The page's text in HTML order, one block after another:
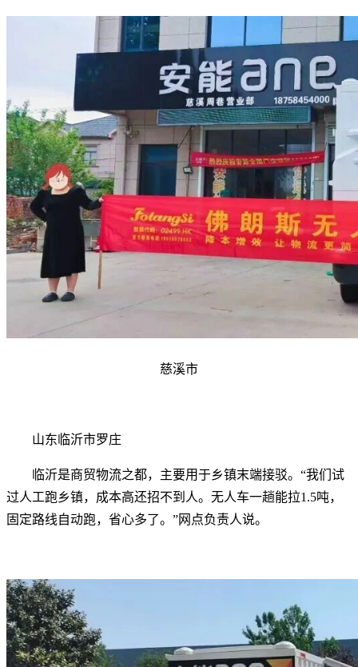
慈溪市
山东临沂市罗庄
临沂是商贸物流之都，主要用于乡镇末端接驳。“我们试
过人工跑乡镇，成本高还招不到人。无人车一趟能拉1.5吨，
固定路线自动跑，省心多了。”网点负责人说。